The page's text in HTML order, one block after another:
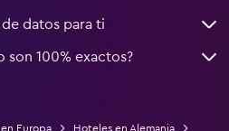
datos para ti
son 100% exactos?
Europa
Hoteles en Alemania